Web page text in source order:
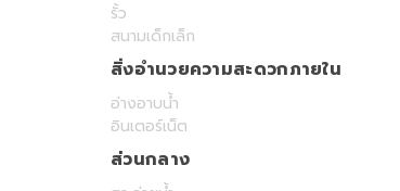
รั้ว
สนามเด็กเล็ก
สิ่งอำนวยความสะดวกภายใน
อ่างอาบน้ำ
อินเตอร์เน็ต
ส่วนกลาง